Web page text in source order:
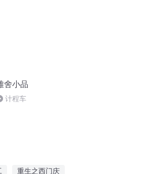
舍小品
计程车
重生之西门庆